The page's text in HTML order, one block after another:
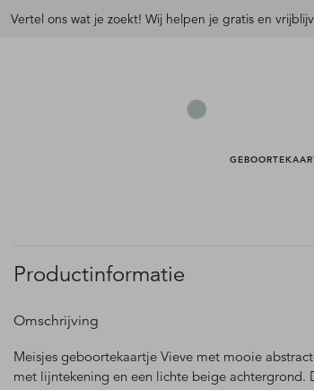
Vertel ons wat je zoekt! Wij helpen je gratis en
Productinformatie
Omschrijving
Meisjes geboortekaartje Vieve met mooie
met lijntekening en een lichte beige achtergrond.